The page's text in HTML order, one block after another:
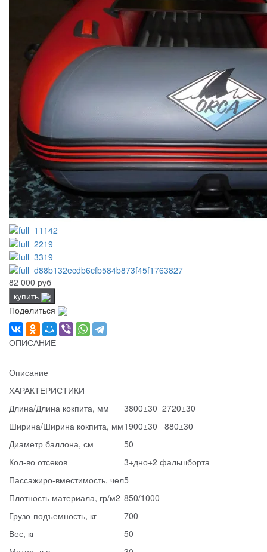
82 000 руб
купить
Поделиться
ОПИСАНИЕ
Описание
ХАРАКТЕРИСТИКИ
Длина/Длина кокпита, мм
3800±30 2720±30
Ширина/Ширина кокпита, мм1900±30 880±30
Диаметр баллона, см
50
Кол-во отсеков
3+дно+2 фальшборта
Пассажиро-вместимость, чел5
Плотность материала, гр/м2 850/1000
Грузо-подъемность, кг
700
Вес, кг
50